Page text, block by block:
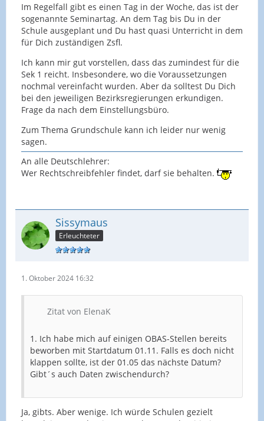
Im Regelfall gibt es einen Tag in der Woche, das ist der
sogenannte Seminartag. An dem Tag bis Du in der
Schule ausgeplant und Du hast quasi Unterricht in dem
für Dich zuständigen Zsfl.
Ich kann mir gut vorstellen, dass das zumindest für die
Sek 1 reicht. Insbesondere, wo die Voraussetzungen
nochmal vereinfacht wurden. Aber da solltest Du Dich
bei den jeweiligen Bezirksregierungen erkundigen.
Frage da nach dem Einstellungsbüro.
Zum Thema Grundschule kann ich leider nur wenig
sagen.
An alle Deutschlehrer:
Wer Rechtschreibfehler findet, darf sie behalten.
Sissymaus
Erleuchteter
1. Oktober 2024 16:32
Zitat von ElenaK
1. Ich habe mich auf einigen OBAS-Stellen bereits
beworben mit Startdatum 01.11. Falls es doch nicht
klappen sollte, ist der 01.05 das nächste Datum?
Gibt´s auch Daten zwischendurch?
Ja, gibts. Aber wenige. Ich würde Schulen gezielt